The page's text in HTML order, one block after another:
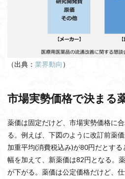
（出典： 業界動向 ）
市場実勢価格で決まる
薬価は固定だけど、市場実勢価格に
る。例えば、下図のように改訂前薬
加重平均(消費税込み)が80円だとす
幅を加えて、新薬価は82円となる。
が下がる。薬価は公定価格だけど、